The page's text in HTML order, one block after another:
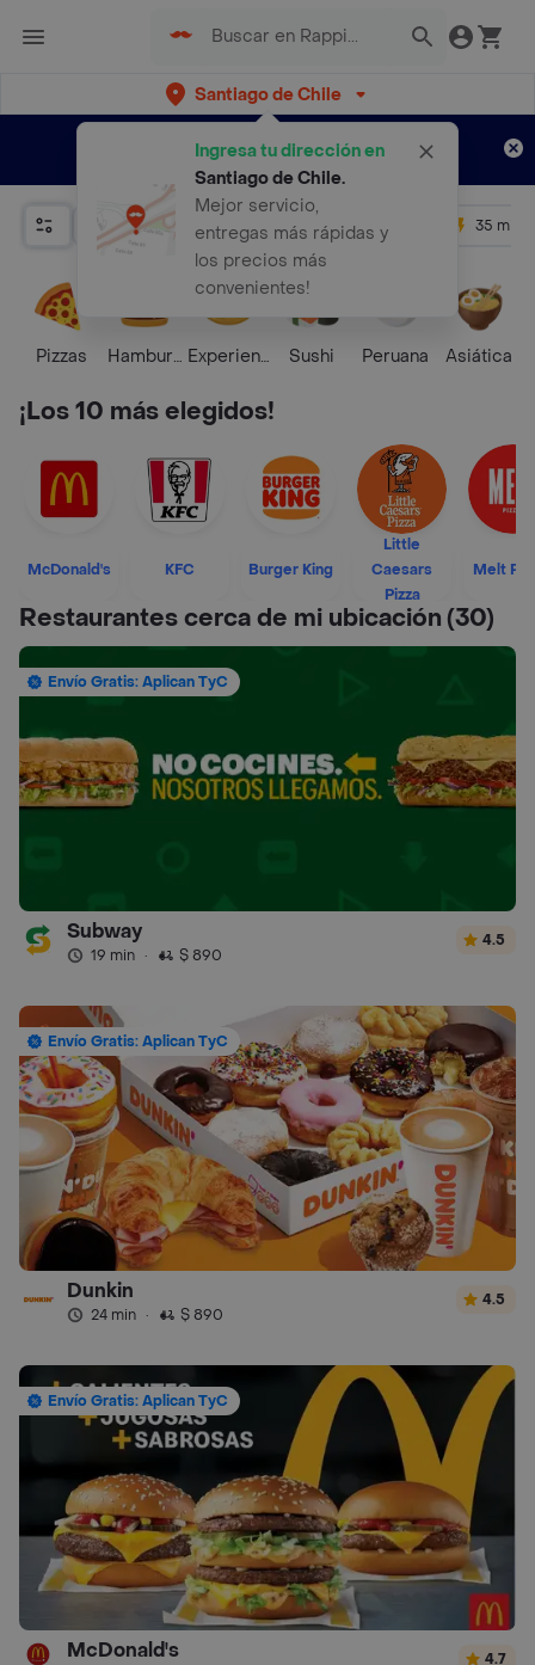
Santiago de Chile
Ingresa tu dirección en
Santiago de Chile.
Mejor servicio,
entregas más rápidas y
los precios más
convenientes!
envíos gratis por semanas Aplican TyC
Relevancia Promos + 4.5 35 mins
Pizzas HamburguesaExperiencias Culinarias
Sushi Peruana Asiática
¡Los 10 más elegidos!
McDonald's KFC Burger King
Little
Caesars
Pizza
Melt
Restaurantes cerca de mi ubicación(30)
Envío Gratis: Aplican TyC
Subway
19 min · $ 890
4.5
Envío Gratis: Aplican TyC
Dunkin
24 min · $ 890
4.5
Envío Gratis: Aplican TyC
McDonald's 4.7